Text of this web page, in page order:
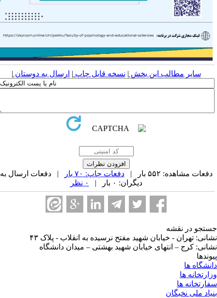
سایر مطالب این بخش | نسخه قابل چاپ| ارسال به دوستان|
دفعات مشاهده: ۵۵۲ بار | دفعات چاپ: ۷۰ بار
| دفعات ارسال به
دیگران: ۰ بار |
در نقشه
تهران - خیابان شهید مفتح نرسیده به انقلاب - پلاک ۴۳
کرج – انتهای خیابان شهید بهشتی – میدان دانشگاه
ها
ها
ها
ملی نخبگان